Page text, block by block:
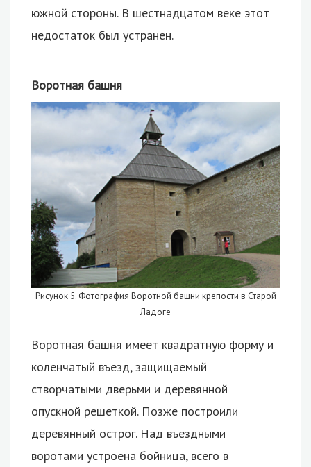
южной стороны. В шестнадцатом веке этот
недостаток был устранен.
Воротная башня
Рисунок 5. Фотография Воротной башни крепости в Старой
Ладоге
Воротная башня имеет квадратную форму и
коленчатый въезд, защищаемый
створчатыми дверьми и деревянной
опускной решеткой. Позже построили
деревянный острог. Над въездными
воротами устроена бойница, всего в